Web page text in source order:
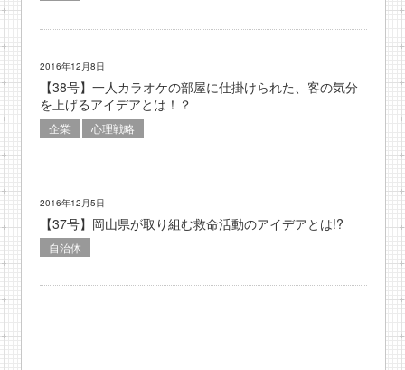
2016年12月8日
【38号】一人カラオケの部屋に仕掛けられた、客の気分
を上げるアイデアとは！？
企業 心理戦略
2016年12月5日
【37号】岡山県が取り組む救命活動のアイデアとは!?
自治体